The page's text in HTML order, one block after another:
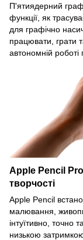
П'ятиядерний
функції, як
для графічно
працювати, грати
автономній роботі
Apple Pencil
творчості
Apple Pencil
малювання,
інтуїтивно, точно
низькою